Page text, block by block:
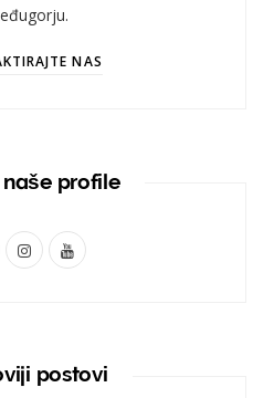
NAS
profile
I
t
Y
T
postovi